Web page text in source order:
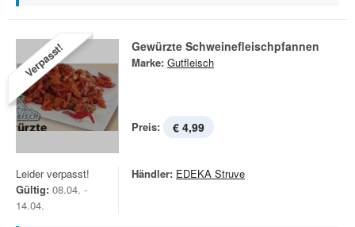
Verpasst! Gewürzte Schweinefleischpfannen
Marke: Gutfleisch
Preis: € 4,99
Leider verpasst!
Gültig: 08.04. -
14.04.
Händler: EDEKA Struve